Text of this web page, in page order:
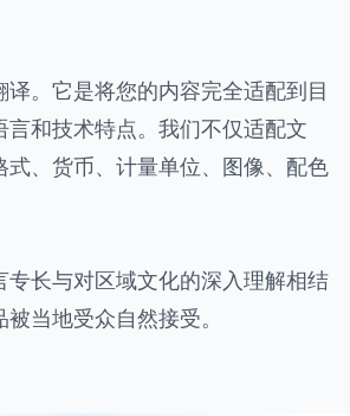
。它是将您的内容完全适配到目
言和技术特点。我们不仅适配文
式、货币、计量单位、图像、配色
专长与对区域文化的深入理解相结
当地受众自然接受。